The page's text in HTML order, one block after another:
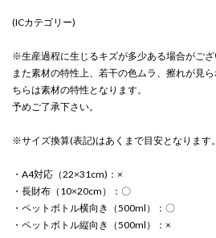
(ICカテゴリー)
※生産過程に生じるキズが多少ある場合がござ
また素材の特性上、若干の色ムラ、擦れが見
ちらは素材の特性となります。
予めご了承下さい。
※サイズ換算(表記)はあくまで目安となります。
・A4対応（22×31cm)：×
・長財布（10×20cm）：〇
・ペットボトル横向き（500ml）：〇
・ペットボトル縦向き（500ml）：×